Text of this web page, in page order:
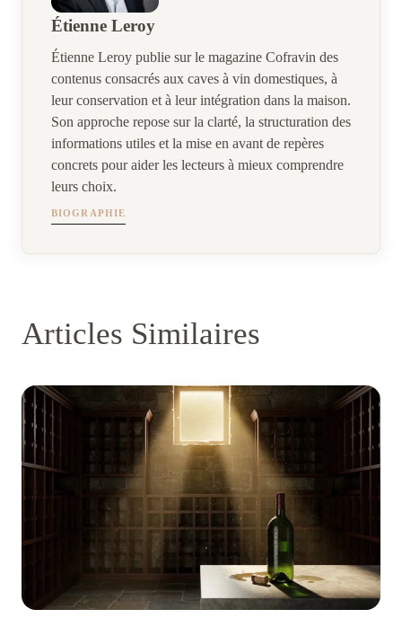
Étienne Leroy
Étienne Leroy publie sur le magazine Cofravin des
contenus consacrés aux caves à vin domestiques, à
leur conservation et à leur intégration dans la maison.
Son approche repose sur la clarté, la structuration des
informations utiles et la mise en avant de repères
concrets pour aider les lecteurs à mieux comprendre
leurs choix.
BIOGRAPHIE
Articles Similaires